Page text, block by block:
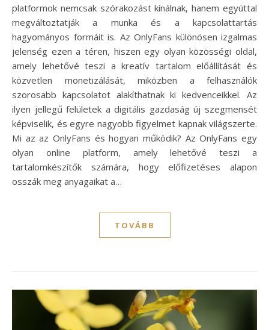
platformok nemcsak szórakozást kínálnak, hanem egyúttal
megváltoztatják a munka és a kapcsolattartás
hagyományos formáit is. Az OnlyFans különösen izgalmas
jelenség ezen a téren, hiszen egy olyan közösségi oldal,
amely lehetővé teszi a kreatív tartalom előállítását és
közvetlen monetizálását, miközben a felhasználók
szorosabb kapcsolatot alakíthatnak ki kedvenceikkel. Az
ilyen jellegű felületek a digitális gazdaság új szegmensét
képviselik, és egyre nagyobb figyelmet kapnak világszerte.
Mi az az OnlyFans és hogyan működik? Az OnlyFans egy
olyan online platform, amely lehetővé teszi a
tartalomkészítők számára, hogy előfizetéses alapon
osszák meg anyagaikat a…
TOVÁBB